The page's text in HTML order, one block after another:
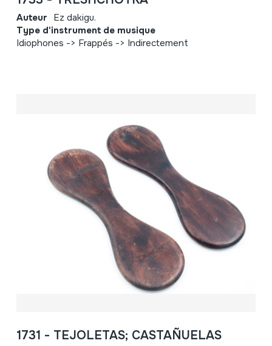
Auteur Ez dakigu.
Type d'instrument de musique
Idiophones -> Frappés -> Indirectement
1731 - TEJOLETAS; CASTAÑUELAS